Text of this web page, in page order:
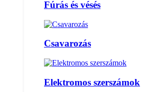
Fúrás és vésés
Csavarozás
Elektromos szerszámok